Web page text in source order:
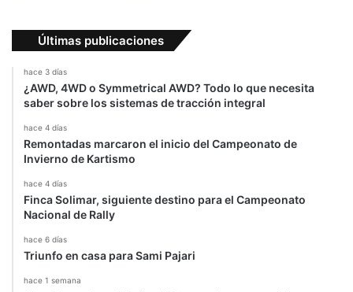
e
c
Últimas publicaciones
hace 3 días
¿AWD, 4WD o Symmetrical AWD? Todo lo que necesita
saber sobre los sistemas de tracción integral
hace 4 días
Remontadas marcaron el inicio del Campeonato de
Invierno de Kartismo
hace 4 días
Finca Solimar, siguiente destino para el Campeonato
Nacional de Rally
hace 6 días
Triunfo en casa para Sami Pajari
hace 1 semana